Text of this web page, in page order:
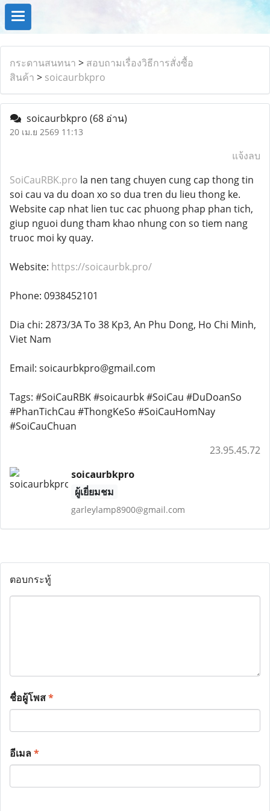
กระดานสนทนา > สอบถามเรื่องวิธีการสั่งซื้อ
สินค้า > soicaurbkpro
soicaurbkpro (68 อ่าน)
20 เม.ย 2569 11:13
แจ้งลบ
SoiCauRBK.pro la nen tang chuyen cung cap thong tin
soi cau va du doan xo so dua tren du lieu thong ke.
Website cap nhat lien tuc cac phuong phap phan tich,
giup nguoi dung tham khao nhung con so tiem nang
truoc moi ky quay.
Website: https://soicaurbk.pro/
Phone: 0938452101
Dia chi: 2873/3A To 38 Kp3, An Phu Dong, Ho Chi Minh,
Viet Nam
Email: soicaurbkpro@gmail.com
Tags: #SoiCauRBK #soicaurbk #SoiCau #DuDoanSo
#PhanTichCau #ThongKeSo #SoiCauHomNay
#SoiCauChuan
23.95.45.72
soicaurbkpro
ผู้เยี่ยมชม
garleylamp8900@gmail.com
ตอบกระทู้
ชื่อผู้โพส*
อีเมล*